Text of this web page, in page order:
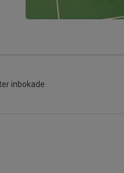
inbokade